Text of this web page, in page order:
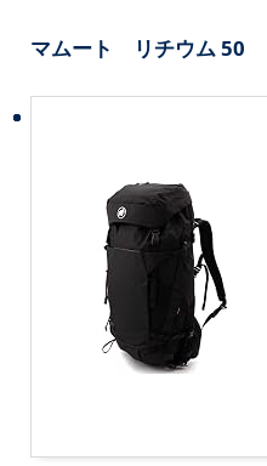
マムート リチウム 50